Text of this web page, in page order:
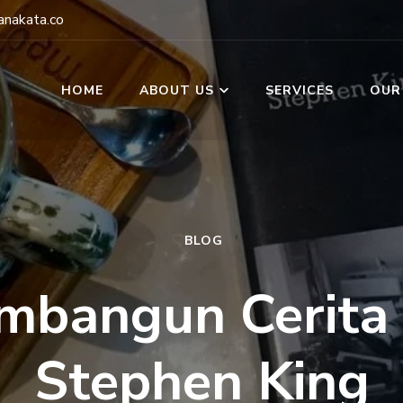
HOME ABOUT US SERVICES
BLOG
Stephen King